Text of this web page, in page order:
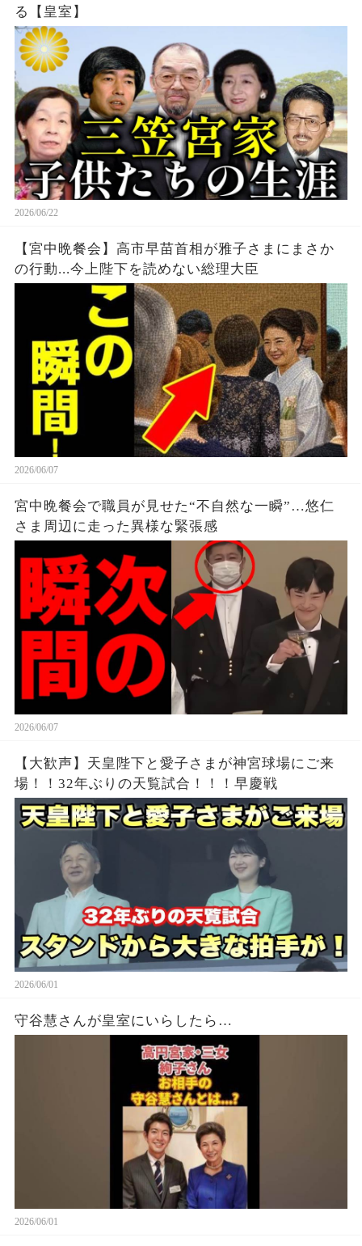
る【皇室】
2026/06/22
【宮中晩餐会】高市早苗首相が雅子さまにまさか
の行動...今上陛下を読めない総理大臣
2026/06/07
宮中晩餐会で職員が見せた“不自然な一瞬”…悠仁
さま周辺に走った異様な緊張感
2026/06/07
【大歓声】天皇陛下と愛子さまが神宮球場にご来
場！！32年ぶりの天覧試合！！！早慶戦
2026/06/01
守谷慧さんが皇室にいらしたら…
2026/06/01